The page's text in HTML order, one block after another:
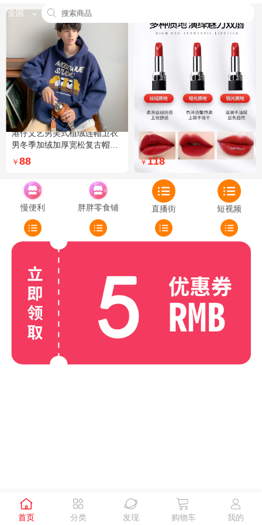
全国
港仔文艺男美式植绒连帽卫衣
男冬季加绒加厚宽松复古帽衫
外套 XXL 加绒 5XL 灰色加绒
￥ 88
Dior迪奥全新烈艳蓝金口红品
牌授权经典藤格纹饰带丝绒质
地999色号传奇红唇哑光 哑光
￥118
慢便利 胖胖零食铺 直播街 短视频

首页

分类

发现

购物车

我的